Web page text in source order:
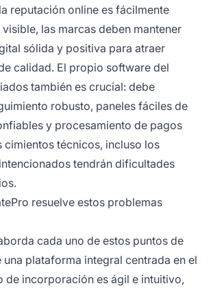
reputación online es fácilmente
las marcas deben mantener
sólida y positiva para atraer
calidad. El propio software del
también es crucial: debe
robusto, paneles fáciles de
y procesamiento de pagos
cimientos técnicos, incluso los
tendrán dificultades
resuelve estos problemas
cada uno de estos puntos de
plataforma integral centrada en el
de incorporación es ágil e intuitivo,